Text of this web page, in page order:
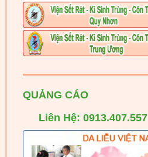
QUẢNG CÁO
Liên Hệ: 0913.407.557